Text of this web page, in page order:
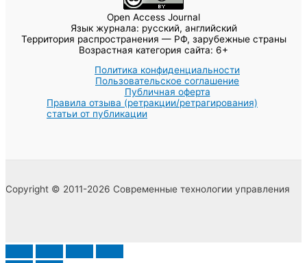
Open Access Journal
Язык журнала: русский, английский
Территория распространения — РФ, зарубежные страны
Возрастная категория сайта: 6+
Политика конфиденциальности
Пользовательское соглашение
Публичная оферта
Правила отзыва (ретракции/ретрагирования)
статьи от публикации
Copyright © 2011-2026 Современные технологии управления